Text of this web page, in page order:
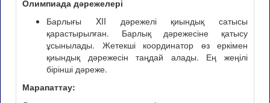
Олимпиада дәрежелері
Барлығы XII дәрежелі қиындық сатысы
қарастырылған. Барлық дәрежесіне қатысу
ұсынылады. Жетекші координатор өз еркімен
қиындық дәрежесін таңдай алады. Ең жеңілі
бірінші дәреже.
Марапаттау: